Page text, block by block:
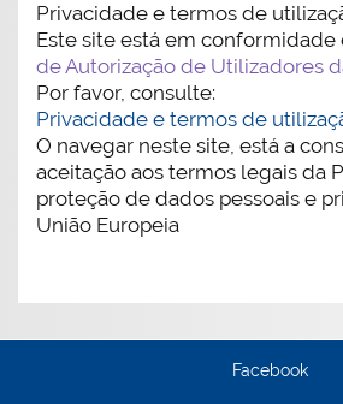
Privacidade e termos de
Este site está em conformidade
de Autorização de Utilizadores
Por favor, consulte:
Privacidade e termos de
O navegar neste site, está a
aceitação aos termos legais da
proteção de dados pessoais e
União Europeia
Facebook